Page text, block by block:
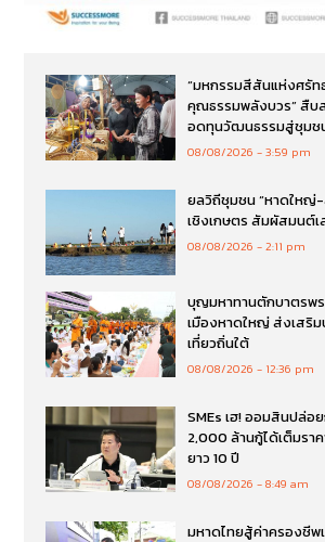
“มหกรรมสีสันแห่งศรั
คุณธรรมพลังบวร” สื
อดทุนวัฒนธรรมสู่ชุมช
08/08/2026 3:59 pm
ยลวิถีชุมชน “หาดใหญ่
เชิงเกษตร สัมผัสมนต์
08/08/2026 2:11 pm
บุญมหาทานตักบาตรพร
เมืองหาดใหญ่ ส่งเสริ
เที่ยวถิ่นใต้
08/08/2026 12:36 pm
SMEs เฮ! ออมสินปล่อ
2,000 ล้านกู้ได้เต็มรา
ยาว 10 ปี
08/08/2026 8:49 am
มหาดไทยสู้ค่าครองชีพ